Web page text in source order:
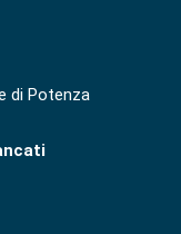
di Potenza